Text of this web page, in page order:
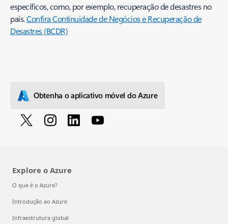
específicos, como, por exemplo, recuperação de desastres no
país.Confira Continuidade de Negócios e Recuperação de
Desastres (BCDR)
Obtenha o aplicativo móvel do Azure
Explore o Azure
O que é o Azure?
Introdução ao Azure
Infraestrutura global